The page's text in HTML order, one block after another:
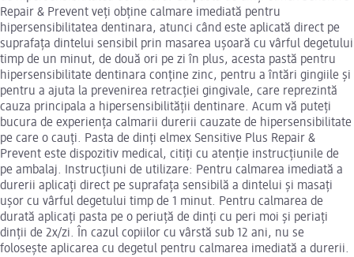
Repair & Prevent veți obține calmare imediată pentru
hipersensibilitatea dentinara, atunci când este aplicată direct pe
suprafața dintelui sensibil prin masarea ușoară cu vârful degetului
timp de un minut, de două ori pe zi în plus, acesta pastă pentru
hipersensibilitate dentinara conține zinc, pentru a întări gingiile și
pentru a ajuta la prevenirea retracției gingivale, care reprezintă
cauza principala a hipersensibilității dentinare. Acum vă puteți
bucura de experiența calmarii durerii cauzate de hipersensibilitate
pe care o cauți. Pasta de dinți elmex Sensitive Plus Repair &
Prevent este dispozitiv medical, citiți cu atenție instrucțiunile de
pe ambalaj. Instrucțiuni de utilizare: Pentru calmarea imediată a
durerii aplicați direct pe suprafața sensibilă a dintelui și masați
ușor cu vârful degetului timp de 1 minut. Pentru calmarea de
durată aplicați pasta pe o periuță de dinți cu peri moi și periați
dinții de 2x/zi. În cazul copiilor cu vârstă sub 12 ani, nu se
folosește aplicarea cu degetul pentru calmarea imediată a durerii.